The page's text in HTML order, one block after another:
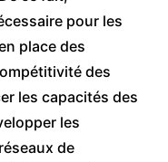
pour les
place des
des
les capacités des
les
de